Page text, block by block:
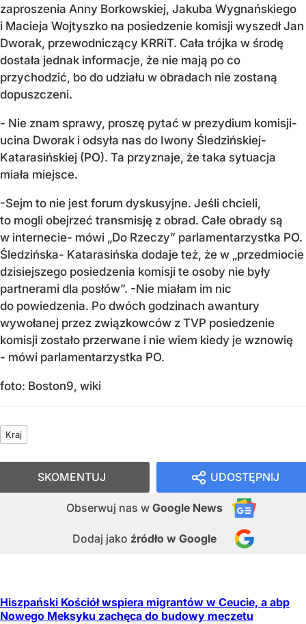
zaproszenia Anny Borkowskiej, Jakuba Wygnańskiego
i Macieja Wojtyszko na posiedzenie komisji wyszedł Jan
Dworak, przewodniczący KRRiT. Cała trójka w środę
dostała jednak informacje, że nie mają po co
przychodzić, bo do udziału w obradach nie zostaną
dopuszczeni.
- Nie znam sprawy, proszę pytać w prezydium komisji-
ucina Dworak i odsyła nas do Iwony Śledzińskiej-
Katarasińskiej (PO). Ta przyznaje, że taka sytuacja
miała miejsce.
-Sejm to nie jest forum dyskusyjne. Jeśli chcieli,
to mogli obejrzeć transmisję z obrad. Całe obrady są
w internecie- mówi „Do Rzeczy” parlamentarzystka PO.
Śledzińska- Katarasińska dodaje też, że w „przedmiocie
dzisiejszego posiedzenia komisji te osoby nie były
partnerami dla posłów”. -Nie miałam im nic
do powiedzenia. Po dwóch godzinach awantury
wywołanej przez związkowców z TVP posiedzenie
komisji zostało przerwane i nie wiem kiedy je wznowię
- mówi parlamentarzystka PO.
foto: Boston9, wiki
Kraj
UDOSTĘPNIJ
Obserwuj nas w Google News
Dodaj jako źródło w Google
SKOMENTUJ
Hiszpański Kościół wspiera migrantów w Ceucie, a abp
Nowego Meksyku zachęca do budowy meczetu